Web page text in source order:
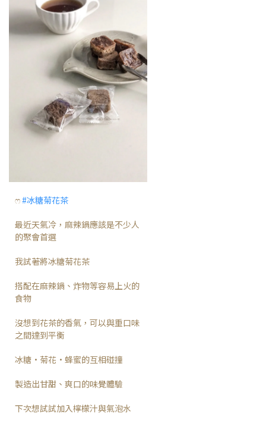
ෆ#冰糖菊花茶
最近天氣冷，麻辣鍋應該是不少人
的聚會首選
我試著將冰糖菊花茶
搭配在麻辣鍋、炸物等容易上火的
食物
沒想到花茶的香氣，可以與重口味
之間達到平衡
冰糖·菊花·蜂蜜的互相碰撞
製造出甘甜、爽口的味覺體驗
下次想試試加入檸檬汁與氣泡水